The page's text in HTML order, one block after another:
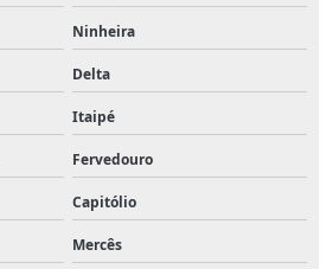
Ninheira
Delta
Itaipé
Fervedouro
Capitólio
Mercês